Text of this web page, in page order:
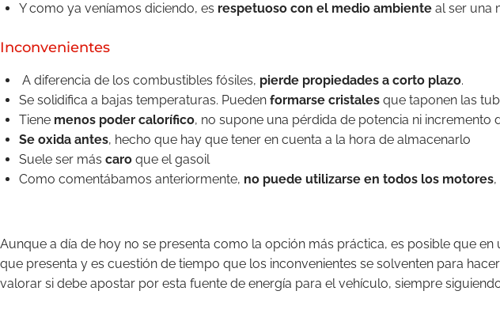
Y como ya veníamos diciendo, es respetuoso con el medio ambiente al ser una
Inconvenientes
A diferencia de los combustibles fósiles, pierde propiedades a corto plazo.
Se solidifica a bajas temperaturas. Pueden formarse cristales que taponen las
Tiene menos poder calorífico, no supone una pérdida de potencia ni
Se oxida antes, hecho que hay que tener en cuenta a la hora de almacenarlo
Suele ser más caro que el gasoil
Como comentábamos anteriormente, no puede utilizarse en todos los motores
Aunque a día de hoy no se presenta como la opción más práctica, es posible que
que presenta y es cuestión de tiempo que los inconvenientes se solventen para
valorar si debe apostar por esta fuente de energía para el vehículo, siempre